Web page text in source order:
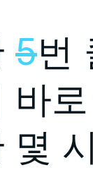
5번
바
몇